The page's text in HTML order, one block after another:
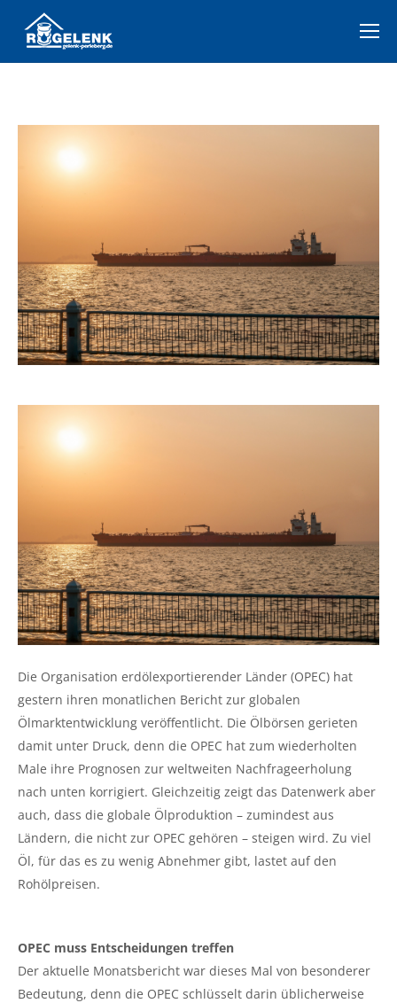
Die Organisation erdölexportierender Länder (OPEC) hat
gestern ihren monatlichen Bericht zur globalen
Ölmarktentwicklung veröffentlicht. Die Ölbörsen gerieten
damit unter Druck, denn die OPEC hat zum wiederholten
Male ihre Prognosen zur weltweiten Nachfrageerholung
nach unten korrigiert. Gleichzeitig zeigt das Datenwerk aber
auch, dass die globale Ölproduktion – zumindest aus
Ländern, die nicht zur OPEC gehören – steigen wird. Zu viel
Öl, für das es zu wenig Abnehmer gibt, lastet auf den
Rohölpreisen.
OPEC muss Entscheidungen treffen
Der aktuelle Monatsbericht war dieses Mal von besonderer
Bedeutung, denn die OPEC schlüsselt darin üblicherweise